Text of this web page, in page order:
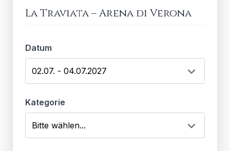
La Traviata–Arena di Verona
Datum
Kategorie